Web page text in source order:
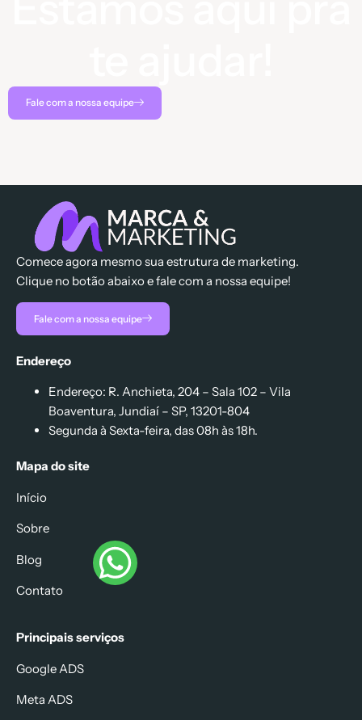
Fale com a nossa equipe
Comece agora mesmo sua estrutura de marketing.
Clique no botão abaixo e fale com a nossa equipe!
Fale com a nossa equipe
Endereço
Endereço: R. Anchieta, 204 – Sala 102 – Vila
Boaventura, Jundiaí – SP, 13201-804
Segunda à Sexta-feira, das 08h às 18h.
Mapa do site
Início
Sobre
Blog
Contato
Principais serviços
Google ADS
Meta ADS